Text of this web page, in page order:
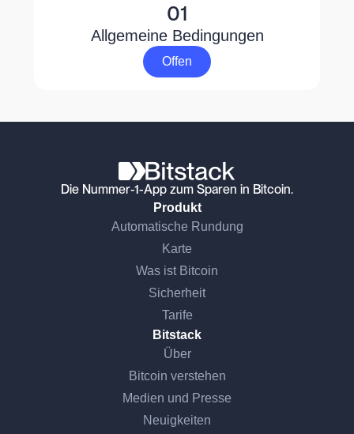
01
Allgemeine Bedingungen
Offen
Die Nummer-1-App zum Sparen in Bitcoin.
Produkt
Automatische Rundung
Karte
Was ist Bitcoin
Sicherheit
Tarife
Bitstack
Über
Bitcoin verstehen
Medien und Presse
Neuigkeiten